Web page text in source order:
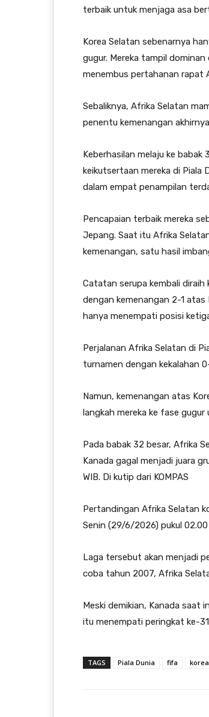
terbaik untuk menjaga asa
Korea Selatan sebenarnya
gugur. Mereka tampil
menembus pertahanan rapat
Sebaliknya, Afrika Selatan
penentu kemenangan
Keberhasilan melaju ke
keikutsertaan mereka di Piala
dalam empat penampilan
Pencapaian terbaik mereka
Jepang. Saat itu Afrika
kemenangan, satu hasil
Catatan serupa kembali diraih
dengan kemenangan 2-1
hanya menempati posisi
Perjalanan Afrika Selatan di
turnamen dengan kekalahan
Namun, kemenangan atas
langkah mereka ke fase
Pada babak 32 besar, Afrika
Kanada gagal menjadi juara
WIB. Di kutip dari KOMPAS
Pertandingan Afrika Selatan
Senin (29/6/2026) pukul 02.00
Laga tersebut akan menjadi
coba tahun 2007, Afrika
Meski demikian, Kanada saat
itu menempati peringkat ke-
TAGS Piala Dunia fifa